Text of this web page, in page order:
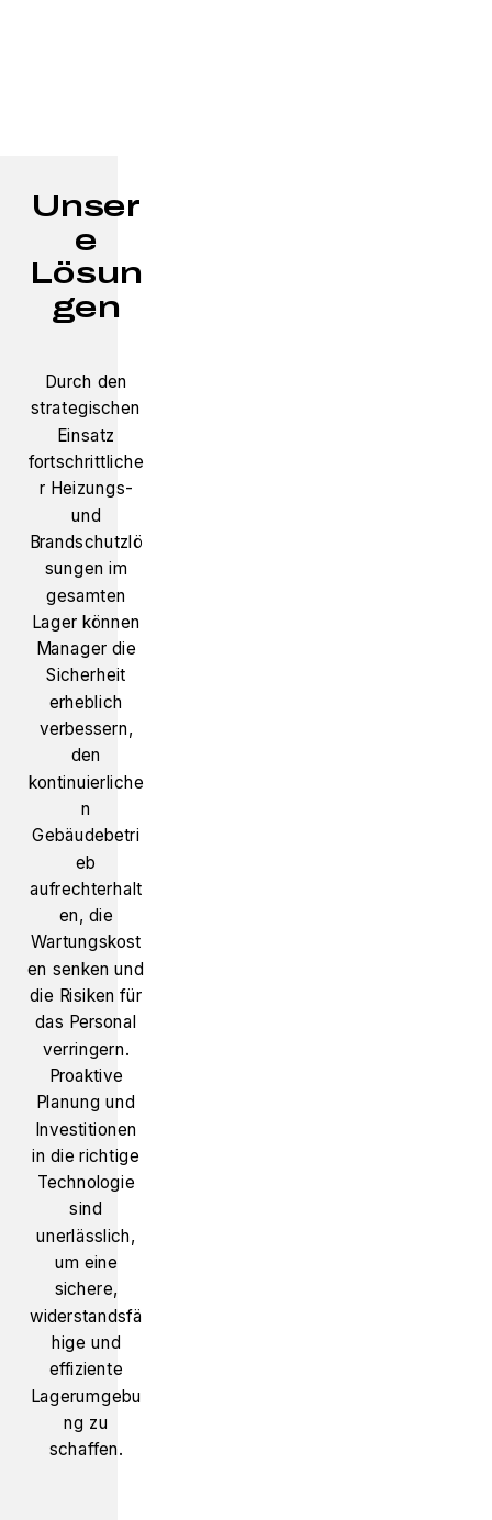
Unser
e
Lösun
gen
Durch den
strategischen
Einsatz
fortschrittliche
r Heizungs-
und
Brandschutzlö
sungen im
gesamten
Lager können
Manager die
Sicherheit
erheblich
verbessern,
den
kontinuierliche
n
Gebäudebetri
eb
aufrechterhalt
en, die
Wartungskost
en senken und
die Risiken für
das Personal
verringern.
Proaktive
Planung und
Investitionen
in die richtige
Technologie
sind
unerlässlich,
um eine
sichere,
widerstandsfä
hige und
effiziente
Lagerumgebu
ng zu
schaffen.